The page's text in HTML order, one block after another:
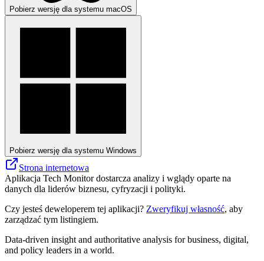
Pobierz wersję dla systemu macOS
Pobierz wersję dla systemu Windows
Strona internetowa
Aplikacja Tech Monitor dostarcza analizy i wglądy oparte na
danych dla liderów biznesu, cyfryzacji i polityki.
Czy jesteś deweloperem tej aplikacji? Zweryfikuj własność, aby
zarządzać tym listingiem.
Data-driven insight and authoritative analysis for business, digital,
and policy leaders in a world.